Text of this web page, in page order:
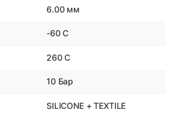
6.00 мм
-60 С
260 С
10 Бар
SILICONE + TEXTILE